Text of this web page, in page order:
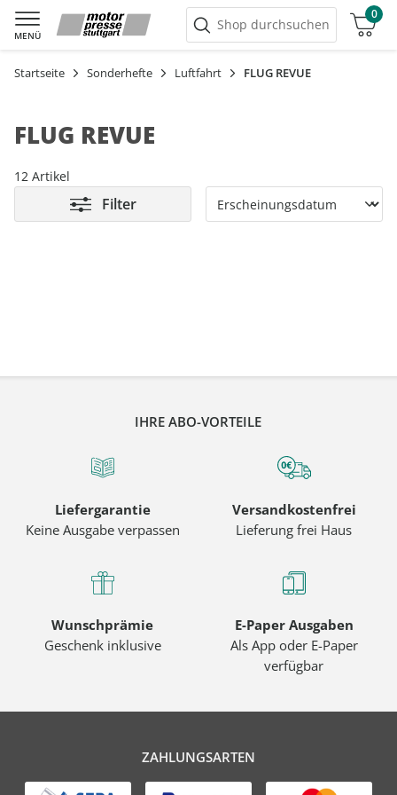
MENÜ
Shop durchsuchen
0
Warenkorb
Startseite Sonderhefte Luftfahrt FLUG REVUE
FLUG REVUE
12 Artikel
Filter
IHRE ABO-VORTEILE
Liefergarantie
Keine Ausgabe verpassen
Versandkostenfrei
Lieferung frei Haus
Wunschprämie
Geschenk inklusive
E-Paper Ausgaben
Als App oder E-Paper
verfügbar
ZAHLUNGSARTEN